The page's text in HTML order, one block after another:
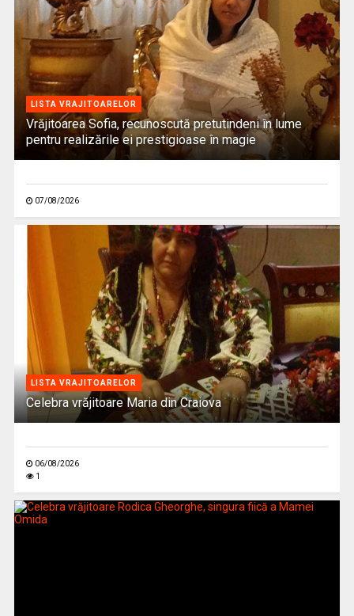
LISTA VRAJITOARELOR
Vrăjitoarea Sofia, recunoscută pretutindeni în lume
pentru realizările ei prestigioase în magie
07/08/2026
LISTA VRAJITOARELOR
Celebra vrăjitoare Maria din Craiova
06/08/2026
1